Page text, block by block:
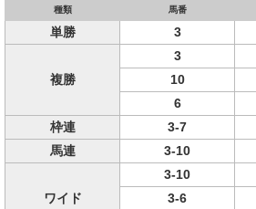
種類 馬番
単勝 3
複勝
3
10
6
枠連
3-7
馬連
3-10
ワイド
3-10
3-6